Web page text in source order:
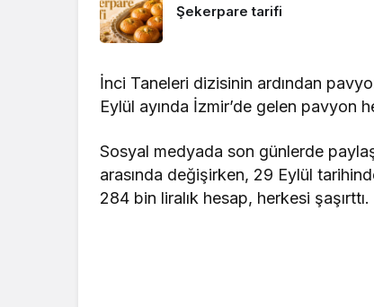
Şekerpare tarifi
İnci Taneleri dizisinin ardından
Eylül ayında İzmir’de gelen pavyon
Sosyal medyada son günlerde
arasında değişirken, 29 Eylül
284 bin liralık hesap, herkesi şaşırttı.